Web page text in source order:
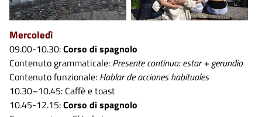
Mercoledì
09.00-10.30:Corso di spagnolo
Contenuto grammaticale: Presente continuo: estar + gerundio
Contenuto funzionale: Hablar de acciones habituales
10.30–10.45: Caffè e toast
10.45-12.15:Corso di spagnolo